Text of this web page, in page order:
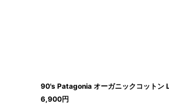
90's Patagonia オーガニックコットン
6,900円